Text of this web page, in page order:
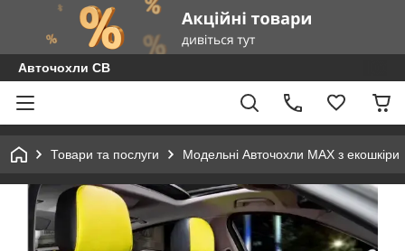
Авточохли СВ
Товари та послуги Модельні Авточохли MAX з екошкіри